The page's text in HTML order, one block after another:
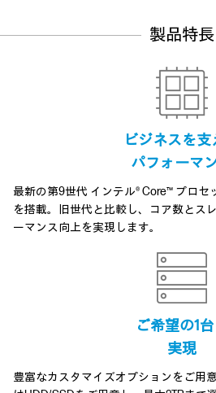
製品特長
ビジネスを支
パフォーマ
最新の第9世代 インテル® Core™ プロセ
を搭載。旧世代と比較し、コア数とス
ーマンス向上を実現します。
ご希望の1
実現
豊富なカスタマイズオプションをご用